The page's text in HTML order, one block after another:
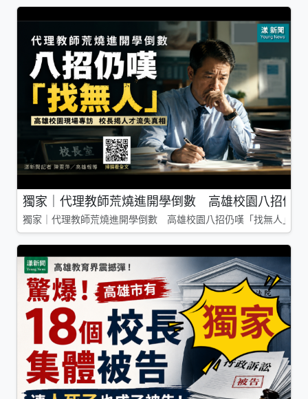
獨家｜代理教師荒燒進開學倒數 高雄校園八招仍
獨家｜代理教師荒燒進開學倒數 高雄校園八招仍嘆「找無人」